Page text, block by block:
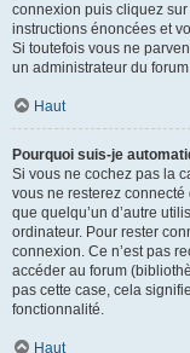
connexion puis cliquez sur
instructions énoncées et
Si toutefois vous ne
un administrateur du
Haut
Pourquoi suis-je
Si vous ne cochez pas la
vous ne resterez
que quelqu’un d’autre
ordinateur. Pour rester
connexion. Ce n’est pas
accéder au forum
pas cette case, cela
fonctionnalité.
Haut